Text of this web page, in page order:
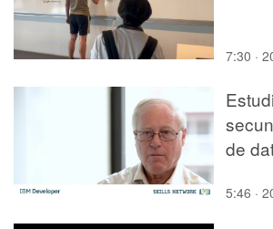
7:30 ·
de
5:46 ·